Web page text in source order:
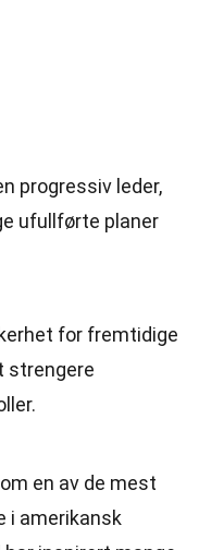
progressiv leder,
ufullførte planer
for fremtidige
strengere
en av de mest
i amerikansk